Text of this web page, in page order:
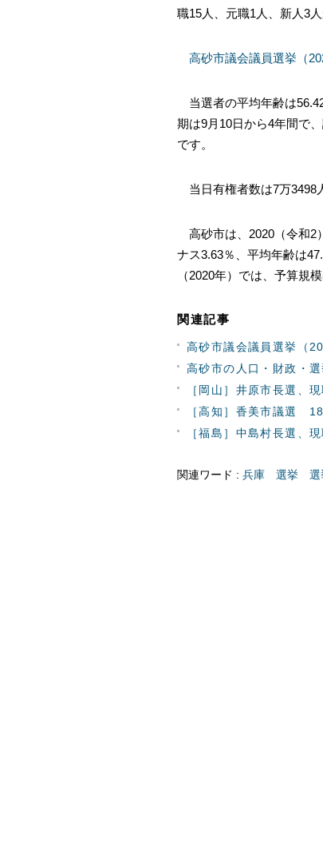
職15人、元職1人、新人3人
高砂市議会議員選挙（
当選者の平均年齢は
期は9月10日から4年間で
です。
当日有権者数は7万3498
高砂市は、2020（令和2
ナス3.63％、平均年齢は
（2020年）では、予算規
関連記事
高砂市議会議員選挙（
高砂市の人口・財政・
［岡山］井原市長選、
［高知］香美市議選
［福島］中島村長選、
関連ワード : 兵庫 選挙 選